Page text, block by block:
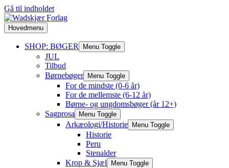
Gå til indholdet
Hovedmenu
SHOP: BØGER Menu Toggle
JUL
Tilbud
Børnebøger
Menu Toggle
For de mindste (0-6 år)
For de mellemste (6-12 år)
Børne- og ungdomsbøger (år 12+)
Sagprosa
Menu Toggle
Arkæologi/Historie Menu Toggle
Historie
Peru
Stenalder
Krop & Sjæl
Menu Toggle